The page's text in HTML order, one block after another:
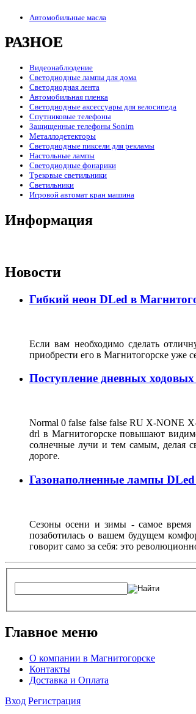
Автомобильные масла
РАЗНОЕ
Видеонаблюдение
Светодиодные лампы для дома
Светодиодная лента
Автомобильная пленка
Светодиодные аксессуары для велосипеда
Спутниковые телефоны
Защищенные телефоны Sonim
Металлодетекторы
Светодиодные пиксели для рекламы
Настольные лампы
Светодиодные фонарики
Трековые светильники
Светильники
Игровой автомат кран машина
Информация
Новости
Гибкий неон DLed в
Если вам необходимо сделать
приобрести его в Магнитогорске уже
Поступление дневных
Normal 0 false false false RU X-NONE
drl в Магнитогорске повышают
солнечные лучи и тем самым, делая
дороге.
Газонаполненные лампы
Сезоны осени и зимы - самое время
позаботилась о вашем будущем
говорит само за себя: это
Главное меню
О компании в Магнитогорске
Контакты
Доставка и Оплата
Вход Регистрация